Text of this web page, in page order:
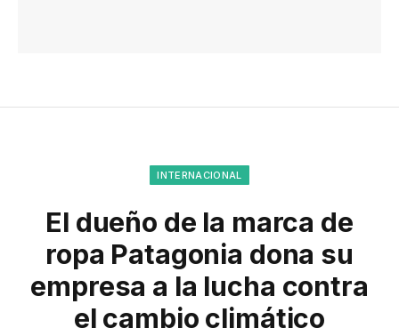
INTERNACIONAL
El dueño de la marca de
ropa Patagonia dona su
empresa a la lucha contra
el cambio climático